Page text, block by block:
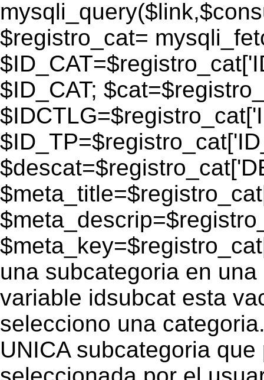
$registro_cat=
$ID_CAT;
una subcategoria en
variable idsubcat esta
selecciono una
UNICA subcategoria